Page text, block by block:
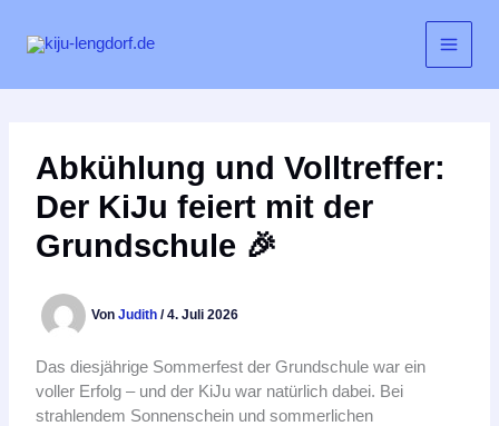
Inhalt
Abkühlung und Volltreffer:
Der KiJu feiert mit der
Grundschule 🎉
Von Judith /4. Juli 2026
Das diesjährige Sommerfest der Grundschule war ein
voller Erfolg – und der KiJu war natürlich dabei. Bei
strahlendem Sonnenschein und sommerlichen